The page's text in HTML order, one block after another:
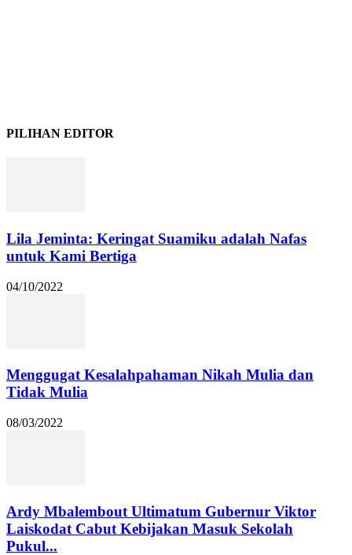
PILIHAN EDITOR
Lila Jeminta: Keringat Suamiku adalah Nafas
untuk Kami Bertiga
04/10/2022
Menggugat Kesalahpahaman Nikah Mulia dan
Tidak Mulia
08/03/2022
Ardy Mbalembout Ultimatum Gubernur Viktor
Laiskodat Cabut Kebijakan Masuk Sekolah
Pukul...